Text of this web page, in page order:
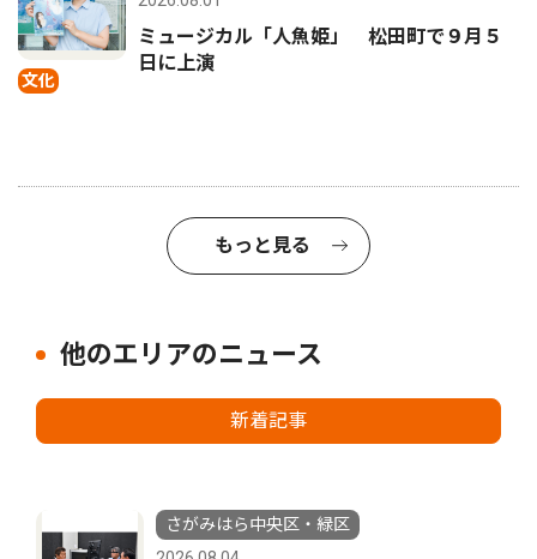
文化
ミュージカル「人魚姫」 松田町で９月５
日に上演
もっと見る
他のエリアのニュース
新着記事
さがみはら中央区・緑区